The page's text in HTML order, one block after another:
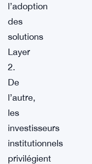
l’adoption
des
solutions
Layer
2.
De
l’autre,
les
investisseurs
institutionnels
privilégient